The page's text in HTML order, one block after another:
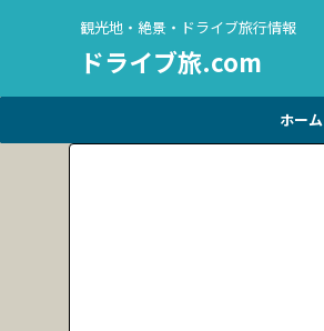
観光地・絶景・ドライブ旅行情報
ドライブ旅.com
ホーム